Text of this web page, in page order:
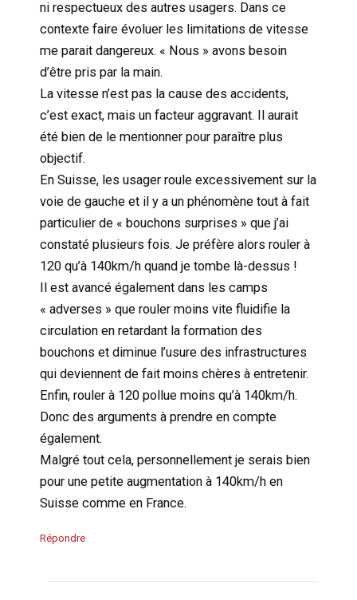
ni respectueux des autres usagers. Dans ce
contexte faire évoluer les limitations de vitesse
me parait dangereux. « Nous » avons besoin
d’être pris par la main.
La vitesse n’est pas la cause des accidents,
c’est exact, mais un facteur aggravant. Il aurait
été bien de le mentionner pour paraître plus
objectif.
En Suisse, les usager roule excessivement sur la
voie de gauche et il y a un phénomène tout à fait
particulier de « bouchons surprises » que j’ai
constaté plusieurs fois. Je préfère alors rouler à
120 qu’à 140km/h quand je tombe là-dessus !
Il est avancé également dans les camps
« adverses » que rouler moins vite fluidifie la
circulation en retardant la formation des
bouchons et diminue l’usure des infrastructures
qui deviennent de fait moins chères à entretenir.
Enfin, rouler à 120 pollue moins qu’à 140km/h.
Donc des arguments à prendre en compte
également.
Malgré tout cela, personnellement je serais bien
pour une petite augmentation à 140km/h en
Suisse comme en France.
Répondre